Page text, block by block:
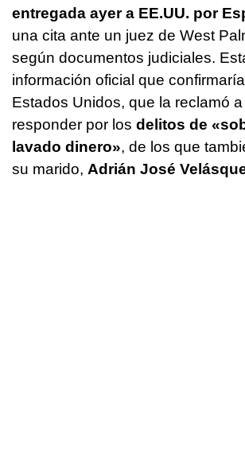
entregada ayer a EE.UU. por
una cita ante un juez de West
según documentos judiciales.
información oficial que
Estados Unidos, que la reclamó
responder por los delitos de
lavado dinero», de los que
su marido, Adrián José